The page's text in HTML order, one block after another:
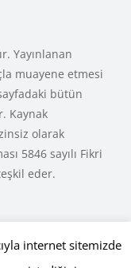
Yayınlanan
muayene etmesi
bütün
Kaynak
olarak
5846 sayılı Fikri
eder.
internet sitemizde